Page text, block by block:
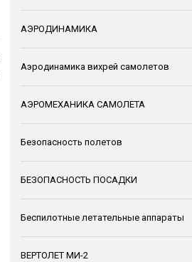
АЭРОДИНАМИКА
Аэродинамика вихрей самолетов
АЭРОМЕХАНИКА САМОЛЕТА
Безопасность полетов
БЕЗОПАСНОСТЬ ПОСАДКИ
Беспилотные летательные аппараты
ВЕРТОЛЕТ МИ-2